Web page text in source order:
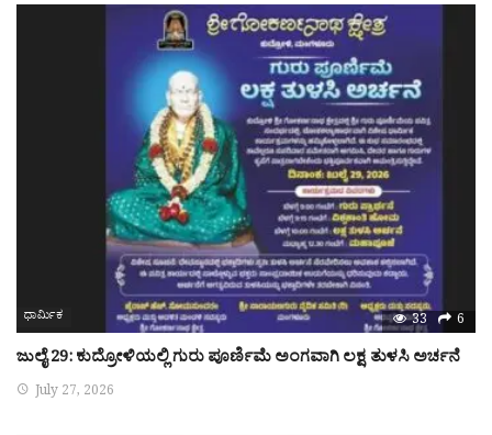
ಧಾರ್ಮಿಕ 33 6
ಜುಲೈ 29: ಕುದ್ರೋಳಿಯಲ್ಲಿ ಗುರು ಪೂರ್ಣಿಮೆ ಅಂಗವಾಗಿ ಲಕ್ಷ ತುಳಸಿ ಅರ್ಚನೆ
July 27, 2026